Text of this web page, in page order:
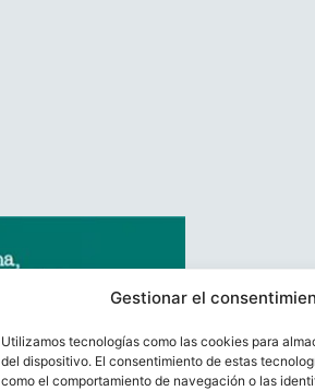
Gestionar el
Utilizamos tecnologías como las cookies para
del dispositivo. El consentimiento de estas
como el comportamiento de navegación o las